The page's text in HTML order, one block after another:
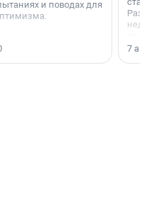
и поводах для
7